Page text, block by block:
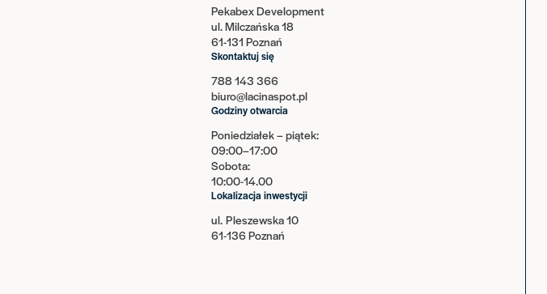
Pekabex Development
ul. Milczańska 18
61-131 Poznań
Skontaktuj się
788 143 366
biuro@lacinaspot.pl
Godziny otwarcia
Poniedziałek – piątek:
09:00–17:00
Sobota:
10:00-14.00
Lokalizacja inwestycji
ul. Pleszewska 10
61-136 Poznań